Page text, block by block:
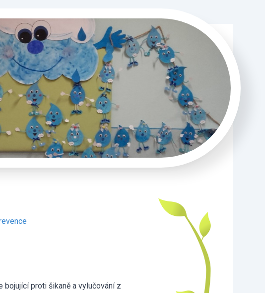
bojující proti šikaně a vylučování z